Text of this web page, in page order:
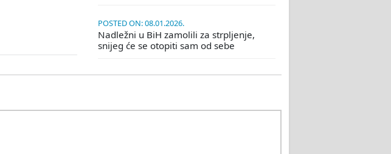
POSTED ON: 08.01.2026.
Nadležni u BiH zamolili za strpljenje,
snijeg će se otopiti sam od sebe